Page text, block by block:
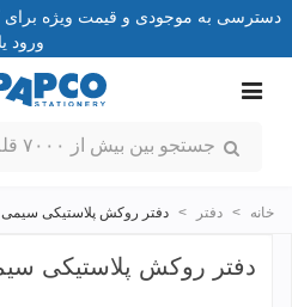
دسترسی به موجودی و قیمت ویژه برای
ورود
خانه > دفتر > دفتر روکش پلاستیکی سیمی تک
دفتر روکش پلاستیکی سیمی